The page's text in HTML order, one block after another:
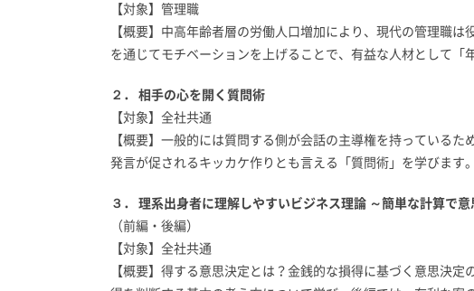
【対象】管理職
【概要】中高年齢者層の労働人口増加により、現代の管理職
を通じてモチベーションを上げることで、有益な人材として「
２． 相手の心を開く質問術
【対象】全社共通
【概要】一般的には質問する側が会話の主導権を持っている
発言が促されるキッカケ作りとも言える「質問術」を学びます。
３． 理系出身者に理解しやすいビジネス理論 ～簡単な計算で
（前編・後編）
【対象】全社共通
【概要】得する意思決定とは？金銭的な損得に基づく意思決